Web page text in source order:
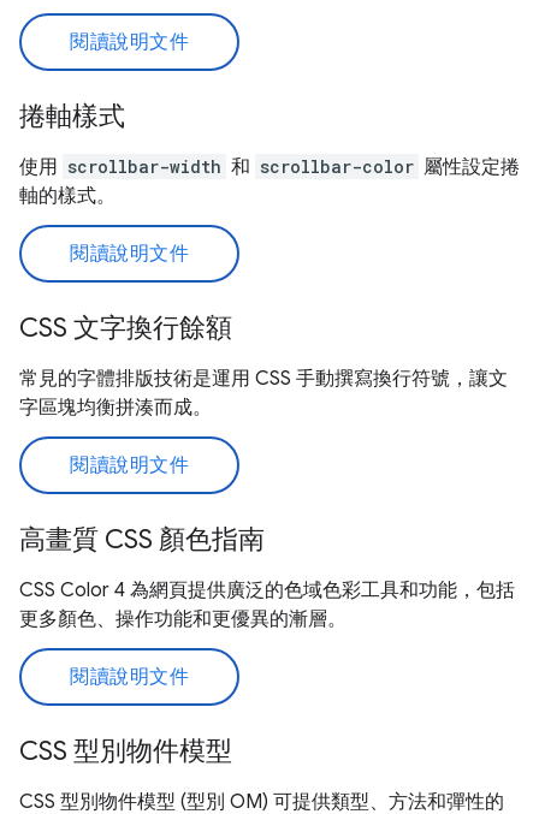
閱讀說明文件
捲軸樣式
使用 scrollbar-width 和 scrollbar-color 屬性設定捲
軸的樣式。
閱讀說明文件
CSS 文字換行餘額
常見的字體排版技術是運用 CSS 手動撰寫換行符號，讓文
字區塊均衡拼湊而成。
閱讀說明文件
高畫質 CSS 顏色指南
CSS Color 4 為網頁提供廣泛的色域色彩工具和功能，包括
更多顏色、操作功能和更優異的漸層。
閱讀說明文件
CSS 型別物件模型
CSS 型別物件模型 (型別 OM) 可提供類型、方法和彈性的